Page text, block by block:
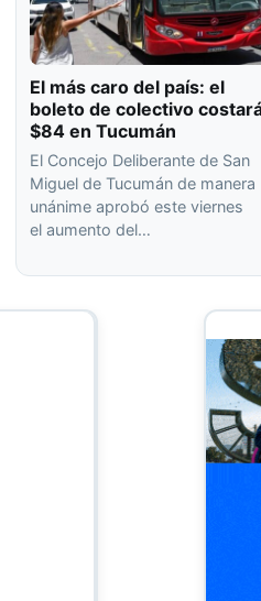
El más caro del país: el
boleto de colectivo
$84 en Tucumán
El Concejo Deliberante de San
Miguel de Tucumán de manera
unánime aprobó este viernes
el aumento del…